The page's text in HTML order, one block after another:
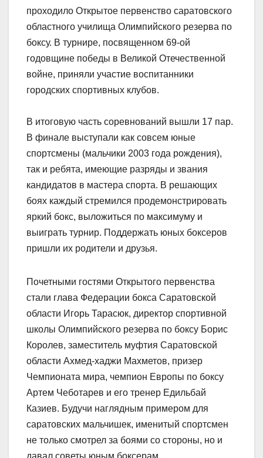
проходило Открытое первенство саратовского
областного училища Олимпийского резерва по
боксу. В турнире, посвященном 69-ой
годовщине победы в Великой Отечественной
войне, приняли участие воспитанники
городских спортивных клубов.
В итоговую часть соревнований вышли 17 пар.
В финале выступали как совсем юные
спортсмены (мальчики 2003 года рождения),
так и ребята, имеющие разряды и звания
кандидатов в мастера спорта. В решающих
боях каждый стремился продемонстрировать
яркий бокс, выложиться по максимуму и
выиграть турнир. Поддержать юных боксеров
пришли их родители и друзья.
Почетными гостями Открытого первенства
стали глава Федерации бокса Саратовской
области Игорь Тарасюк, директор спортивной
школы Олимпийского резерва по боксу Борис
Королев, заместитель муфтия Саратовской
области Ахмед-хаджи Махметов, призер
Чемпионата мира, чемпион Европы по боксу
Артем Чеботарев и его тренер Едильбай
Казиев. Будучи наглядным примером для
саратовских мальчишек, именитый спортсмен
не только смотрел за боями со стороны, но и